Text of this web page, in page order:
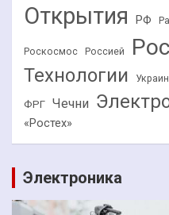
Открытия РФ
Роскосмос Россией
Технологии
ФРГ Чечни
«Ростех»
Электроника